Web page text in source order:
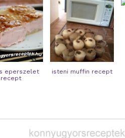
eperszelet
recept
isteni muffin recept